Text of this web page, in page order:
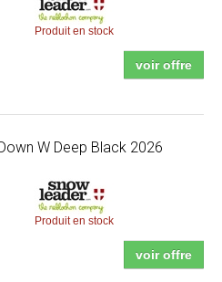
Produit en stock
voir offre
W Deep Black 2026
Produit en stock
voir offre